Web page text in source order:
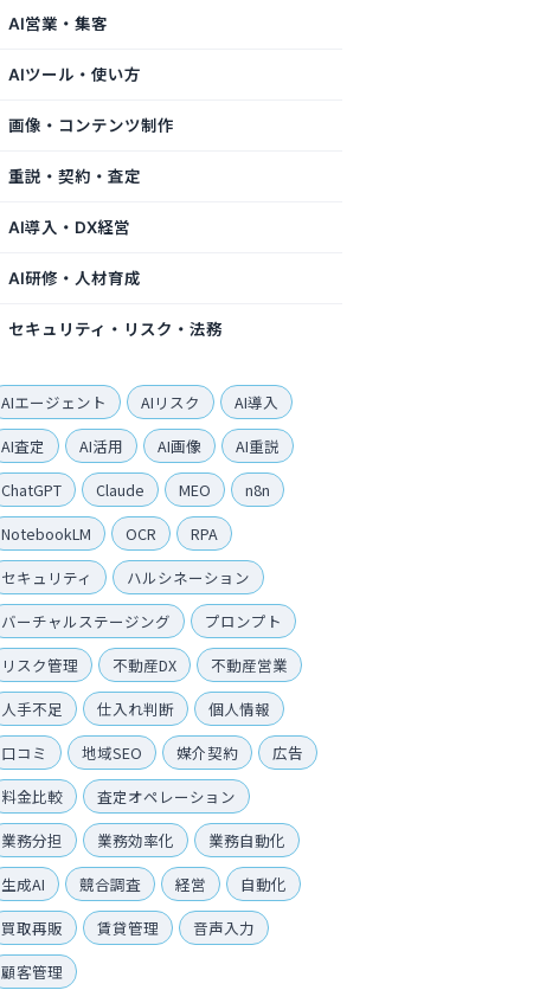
AI営業・集客
AIツール・使い方
画像・コンテンツ制作
重説・契約・査定
AI導入・DX経営
AI研修・人材育成
セキュリティ・リスク・法務
AIエージェント AIリスク
AI導入
AI査定
AI活用 AI画像
AI重説
ChatGPT
Claude MEO
n8n
NotebookLM
OCR
RPA
セキュリティ
ハルシネーション
バーチャルステージング
プロンプト
リスク管理
不動産DX
不動産営業
人手不足
仕入れ判断
個人情報
口コミ
地域SEO 媒介契約
広告
料金比較
査定オペレーション
業務分担
業務効率化
業務自動化
生成AI
競合調査 経営
自動化
買取再販
賃貸管理
音声入力
顧客管理